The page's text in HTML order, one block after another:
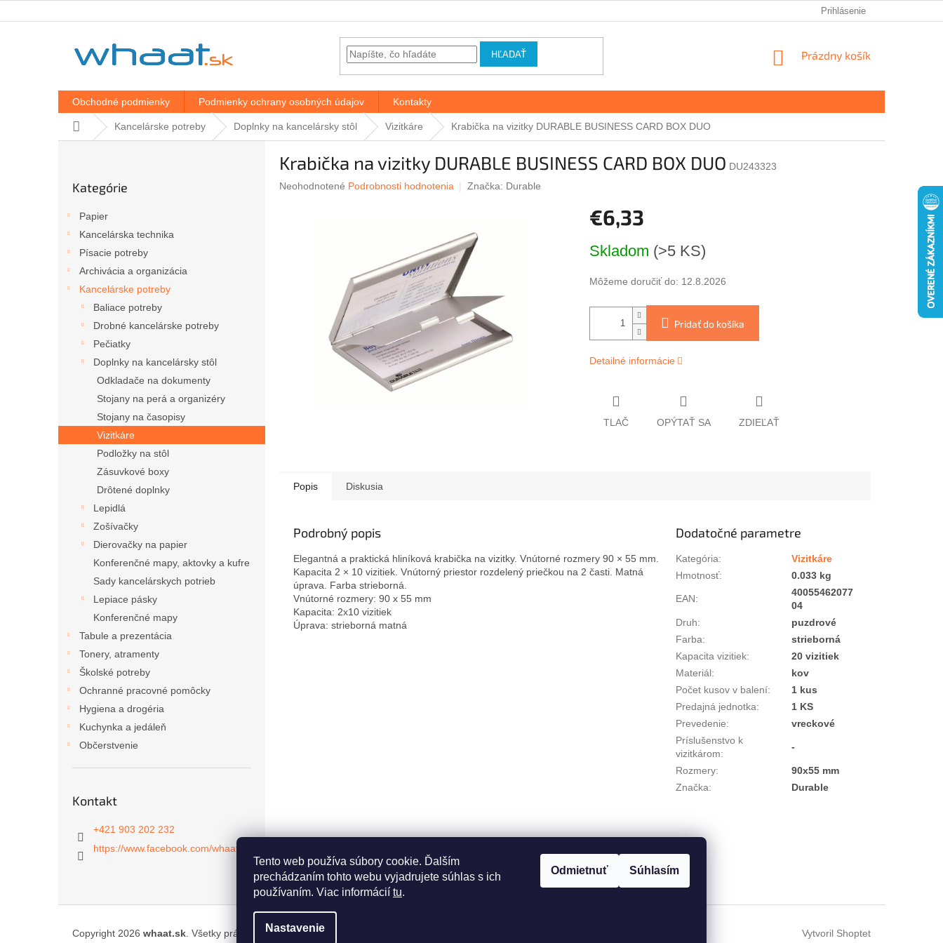
Tento web používa súbory cookie. Ďalším
prechádzaním tohto webu vyjadrujete súhlas s ich
používaním. Viac informácií tu.
Nastavenie
Odmietnuť Súhlasím
na
Prihlásenie
HĽADAŤ
NÁKUPNÝ
Prázdny košík
Obchodné podmienky Podmienky ochrany osobných údajov Kontakty
DomovKancelárske potreby Doplnky na kancelársky stôl Vizitkáre Krabička na vizitky DURABLE BUSINESS CARD BOX DUO
kategórie
Kategórie
Papier
Kancelárska technika
Písacie potreby
Archivácia a organizácia
Kancelárske potreby
Baliace potreby
Drobné kancelárske potreby
Pečiatky
Doplnky na kancelársky stôl
Odkladače na dokumenty
Stojany na perá a organizéry
Stojany na časopisy
Vizitkáre
Podložky na stôl
Zásuvkové boxy
Drôtené doplnky
Lepidlá
Zošívačky
Dierovačky na papier
Konferenčné mapy, aktovky a kufre
Sady kancelárskych potrieb
Lepiace pásky
Konferenčné mapy
Tabule a prezentácia
Tonery, atramenty
Školské potreby
Ochranné pracovné pomôcky
Hygiena a drogéria
Kuchynka a jedáleň
Občerstvenie
Kontakt
+421 903 202 232
https://www.facebook.com/whaat.sk
Krabička na vizitky DURABLE BUSINESS CARD BOX DUO DU243323
Priemerné
Neohodnotené Podrobnosti hodnotenia Značka: Durable
€6,33
cena:
Skladom (>5 KS)
Môžeme doručiť do: 12.8.2026
Pridať do košíka
Detailné informácie
TLAČ OPÝTAŤ SA ZDIEĽAŤ
Popis Diskusia
Podrobný popis
Elegantná a praktická hliníková krabička na vizitky. Vnútorné rozmery 90 × 55 mm.
Kapacita 2 × 10 vizitiek. Vnútorný priestor rozdelený priečkou na 2 časti. Matná
úprava. Farba strieborná.
Vnútorné rozmery: 90 x 55 mm
Kapacita: 2x10 vizitiek
Úprava: strieborná matná
Dodatočné parametre
Kategória:
Vizitkáre
Hmotnosť: 0.033 kg
EAN:
40055462077
04
Druh:
puzdrové
Farba:
strieborná
Kapacita vizitiek:
20 vizitiek
Materiál:
kov
Počet kusov v balení:
1 kus
Predajná jednotka:
1 KS
Prevedenie:
vreckové
Príslušenstvo k
vizitkárom:
-
Rozmery:
90x55 mm
Značka: Durable
Vytvoril Shoptet
Copyright 2026 whaat.sk . Všetky práva vyhradené.